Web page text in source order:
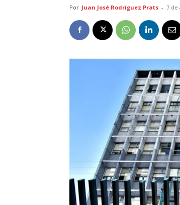
Por Juan José Rodríguez Prats - 7 de